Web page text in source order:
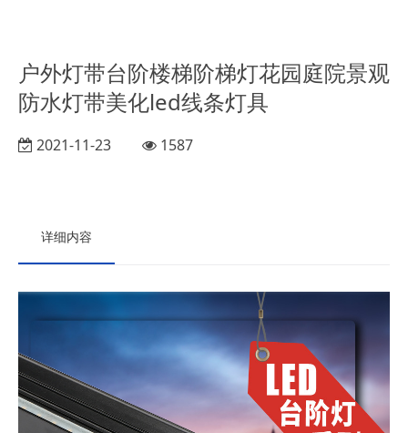
户外灯带台阶楼梯阶梯灯花园庭院景观
防水灯带美化led线条灯具
2021-11-23 1587
详细内容